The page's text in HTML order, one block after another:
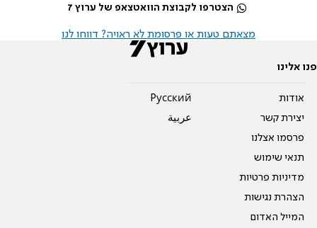
הצטרפו לקבוצת הוואטצאפ של ערוץ 7
מצאתם טעות או פרסומת לא ראויה? דווחו לנו
פנו אלינו
אודות
יצירת קשר
פרסמו אצלנו
תנאי שימוש
מדיניות פרטיות
הצהרת נגישות
המייל האדום
Pусский
عربية